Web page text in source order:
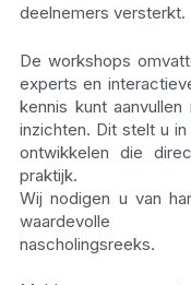
deelnemers versterkt.
De workshops
experts en
kennis kunt
inzichten. Dit stelt u
ontwikkelen die
praktijk.
Wij nodigen u van
waardevolle
nascholingsreeks.